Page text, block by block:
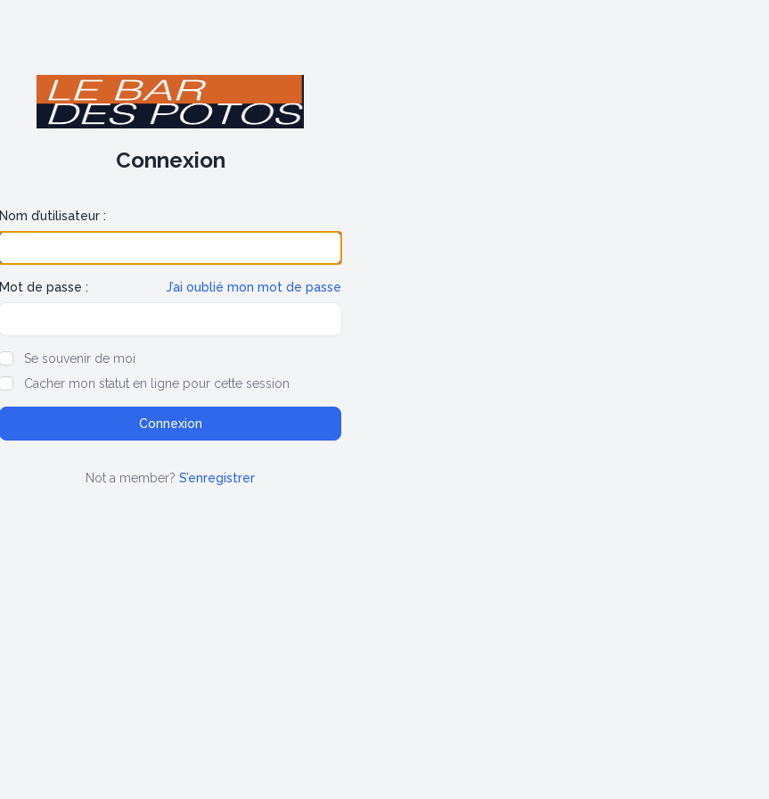
Connexion
Nom d’utilisateur :
Mot de passe : J’ai oublié mon mot de passe
Se souvenir de moi
Cacher mon statut en ligne pour cette session
Not a member? S’enregistrer